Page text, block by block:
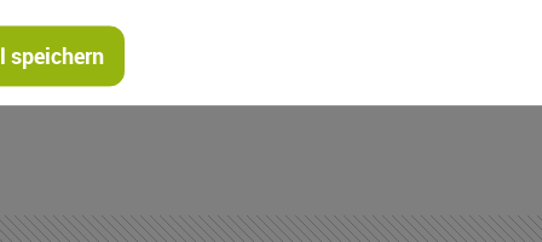
speichern